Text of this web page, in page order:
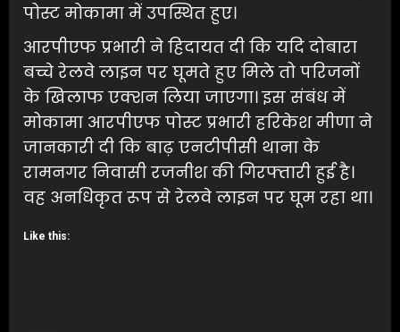
पोस्ट मोकामा में उपस्थित हुए।
आरपीएफ प्रभारी ने हिदायत दी कि यदि दोबारा
बच्चे रेलवे लाइन पर घूमते हुए मिले तो परिजनों
के खिलाफ एक्शन लिया जाएगा। इस संबंध में
मोकामा आरपीएफ पोस्ट प्रभारी हरिकेश मीणा ने
जानकारी दी कि बाढ़ एनटीपीसी थाना के
रामनगर निवासी रजनीश की गिरफ्तारी हुई है।
वह अनधिकृत रूप से रेलवे लाइन पर घूम रहा था।
Like this: